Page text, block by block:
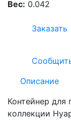
Вес: 0.042
Заказать
Описание
Контейнер для
коллекции